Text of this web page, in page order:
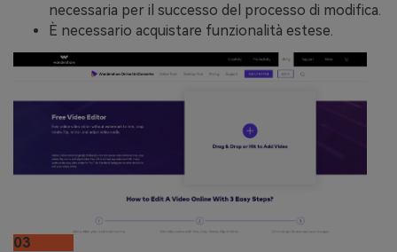
necessaria per il successo del processo di modifica.
È necessario acquistare funzionalità estese.
03